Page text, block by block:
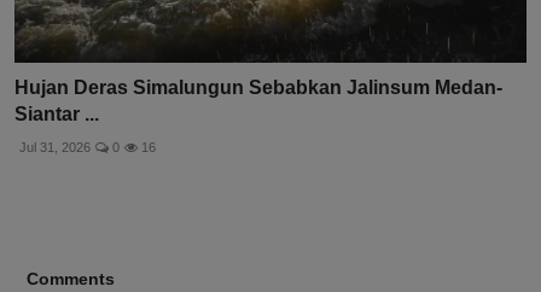
Hujan Deras Simalungun Sebabkan Jalinsum Medan-
Siantar ...
Jul 31, 2026 0 16
Comments